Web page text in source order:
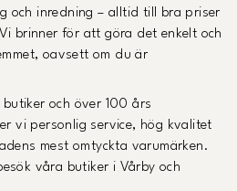
och inredning – alltid till bra priser
brinner för att göra det enkelt och
oavsett om du är
och över 100 års
vi personlig service, hög kvalitet
mest omtyckta varumärken.
våra butiker i Vårby och